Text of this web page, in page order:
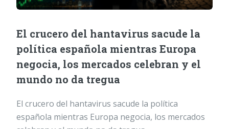
El crucero del hantavirus sacude la
política española mientras Europa
negocia, los mercados celebran y el
mundo no da tregua
El crucero del hantavirus sacude la política
española mientras Europa negocia, los mercados